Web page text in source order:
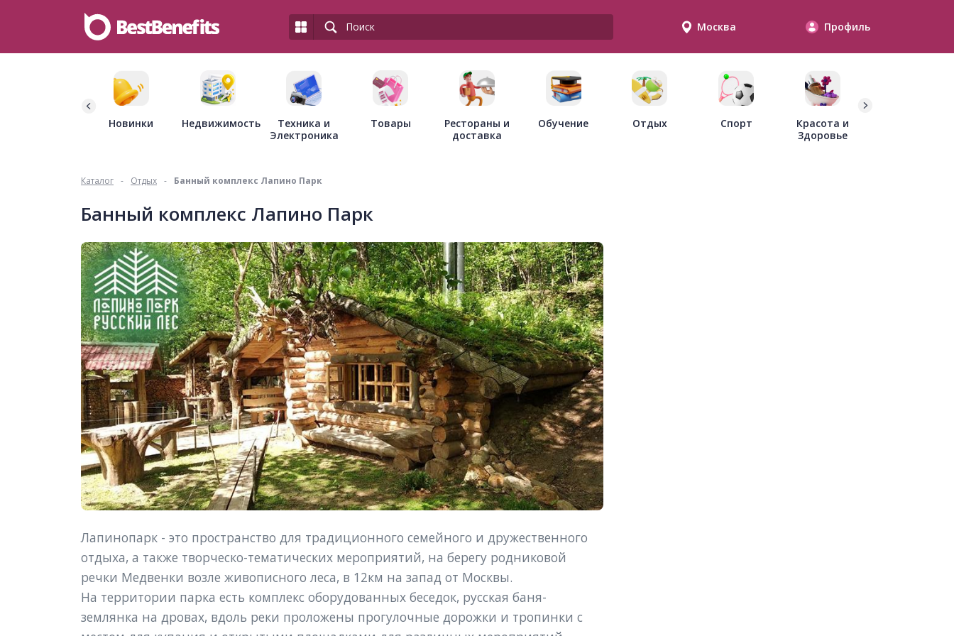
Москва Профиль
Новинки Недвижимость
Техника и
Электроника
Товары
Рестораны и
доставка
Обучение Отдых Спорт
Красота и
Здоровье
Каталог - Отдых - Банный комплекс Лапино Парк
Банный комплекс Лапино Парк
Лапинопарк - это пространство для традиционного семейного и дружественного
отдыха, а также творческо-тематических мероприятий, на берегу родниковой
речки Медвенки возле живописного леса, в 12км на запад от Москвы.
На территории парка есть комплекс оборудованных беседок, русская баня-
землянка на дровах, вдоль реки проложены прогулочные дорожки и тропинки с